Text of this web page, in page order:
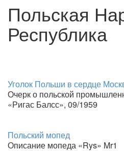
Польская
Республика
Уголок Польши в сердце
Очерк о польской
«Ригас Балсс», 09/1959
Польский мопед
Описание мопеда «Rys» Mr1